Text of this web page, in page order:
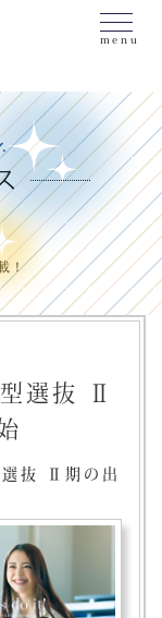
menu
！
型選抜 Ⅱ
選抜 Ⅱ期の出